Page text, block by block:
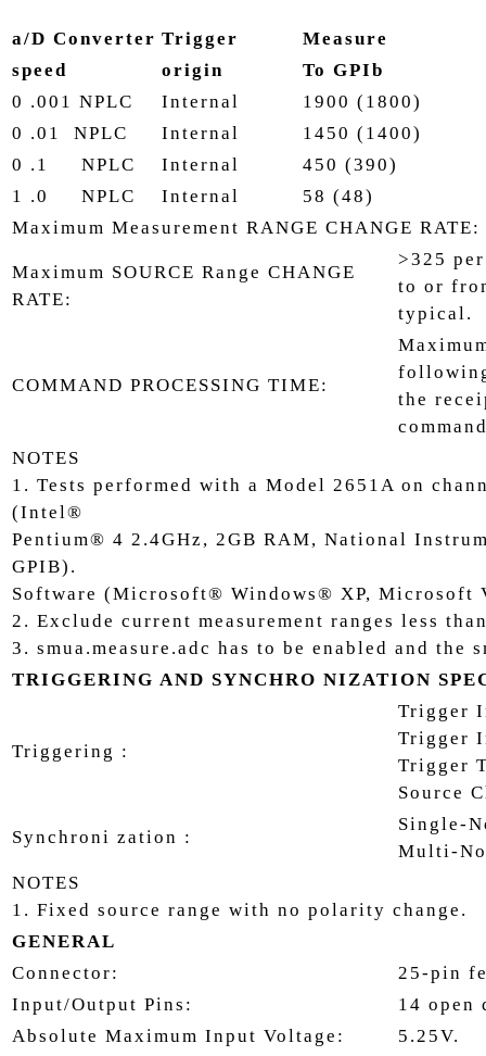
a/D Converter Trigger
Measure
speed
origin
To GPIb
0 .001 NPLC
Internal
1900 (1800)
0 .01 NPLC
Internal
1450 (1400)
0 .1 NPLC
Internal
450 (390)
1 .0 NPLC
Internal
58 (48)
Maximum Measurement RANGE CHANGE RATE:
Maximum SOURCE Range CHANGE
RATE:
>325
to or
typical.
COMMAND PROCESSING TIME:
the
NOTES
1. Tests performed with a Model 2651A on
(Intel®
Pentium® 4 2.4GHz, 2GB RAM, National
GPIB).
Software (Microsoft® Windows® XP,
2. Exclude current measurement ranges less
3. smua.measure.adc has to be enabled and
TRIGGERING AND SYNCHRO NIZATION
Triggering :
Trigger
Trigger
Trigger
Source
Synchroni zation :
Single-
Multi-
NOTES
1. Fixed source range with no polarity change.
GENERAL
Connector:
25-pin
Input/Output Pins:
14 open
Absolute Maximum Input Voltage:
5.25V.